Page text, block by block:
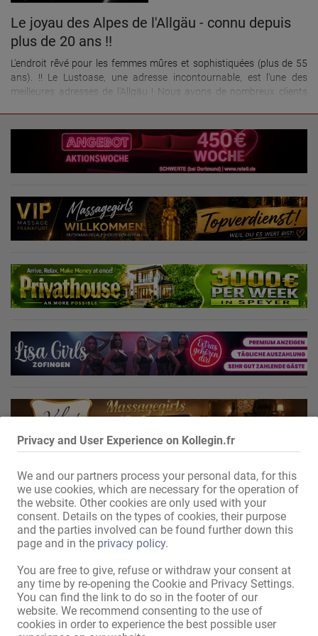
Privacy and User Experience on Kollegin.fr
We and our partners process your personal data, for this
we use cookies, which are necessary for the operation of
the website. Other cookies are only used with your
consent. Details on the types of cookies, their purpose
and the parties involved can be found further down this
page and in the privacy policy.
You are free to give, refuse or withdraw your consent at
any time by re-opening the Cookie and Privacy Settings.
You can find the link to do so in the footer of our
website. We recommend consenting to the use of
cookies in order to experience the best possible user
Le joyau des Alpes de l'Allgäu - connu depuis
plus de 20 ans !!
L'endroit rêvé pour les femmes mûres et sophistiquées (plus de 55
ans). !! Le Lustoase, une adresse incontournable, est l'une des
meilleures adresses de l'Allgäu ! Nous avons de nombreux clients
charmantes de plus de 55 ans, offrant un excellent potentiel de
rémunération. Bien entendu, les femmes plus jeunes, mais adultes
(21 ans et plus), sont également les bienvenues. Un travail
entièrement libre et indépendant ! TOUT avec protection ! Nous
bureaux, d'une cuisine, d'une salle de bain et d'une télévision avec
accès internet. Nous sommes situés en centre-ville. Vous pouvez
réserver vos chambres aux coordonnées suivantes : >> Prendre
WhatsApp Par e-mail : info@villa-allgaeu.de ... ou via notre
formulaire de réservation. Vous trouverez également des
informations sur notre site web.